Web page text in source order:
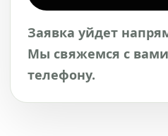
Заявка уйдет
Мы свяжемся с
телефону.